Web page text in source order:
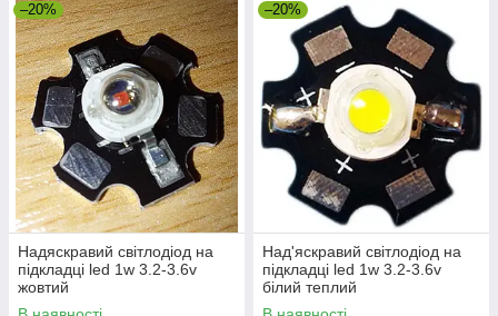
–20%
Надяскравий світлодіод на
підкладці led 1w 3.2-3.6v
жовтий
–20%
Над'яскравий світлодіод на
підкладці led 1w 3.2-3.6v
білий теплий